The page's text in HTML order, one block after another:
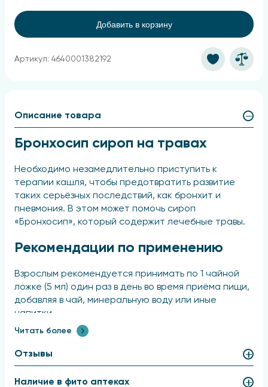
Добавить в корзину
Артикул: 4640001382192
Описание товара
Бронхосип сироп на травах
Необходимо незамедлительно приступить к
терапии кашля, чтобы предотвратить развитие
таких серьёзных последствий, как бронхит и
пневмония. В этом может помочь сироп
«Бронхосип», который содержит лечебные травы.
Рекомендации по применению
Взрослым рекомендуется принимать по 1 чайной
ложке (5 мл) один раз в день во время приёма пищи,
добавляя в чай, минеральную воду или иные
напитки.
Перед использованием содержимое флакона
необходимо тщательно встряхнуть. Рекомендуемый
Читать более
Отзывы
Наличие в фито аптеках